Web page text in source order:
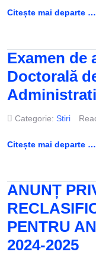
Citește mai departe …
Examen de
Doctorală
Categorie: Stiri
Citește mai departe …
ANUNȚ
PENTRU
2024-2025